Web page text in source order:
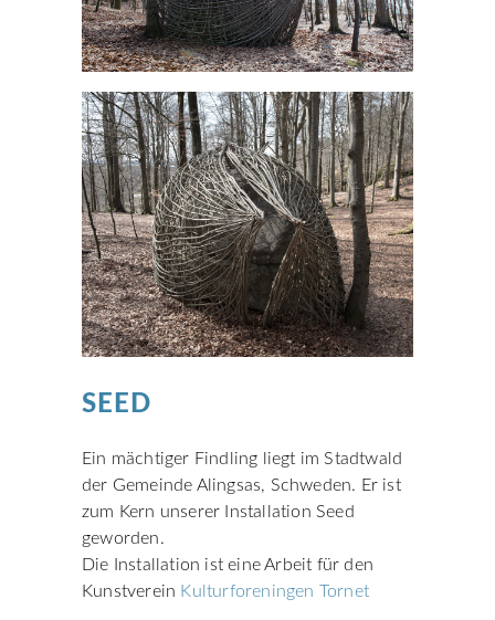
SEED
Ein mächtiger Findling liegt im Stadtwald
der Gemeinde Alingsas, Schweden. Er ist
zum Kern unserer Installation Seed
geworden.
Die Installation ist eine Arbeit für den
Kunstverein Kulturforeningen Tornet